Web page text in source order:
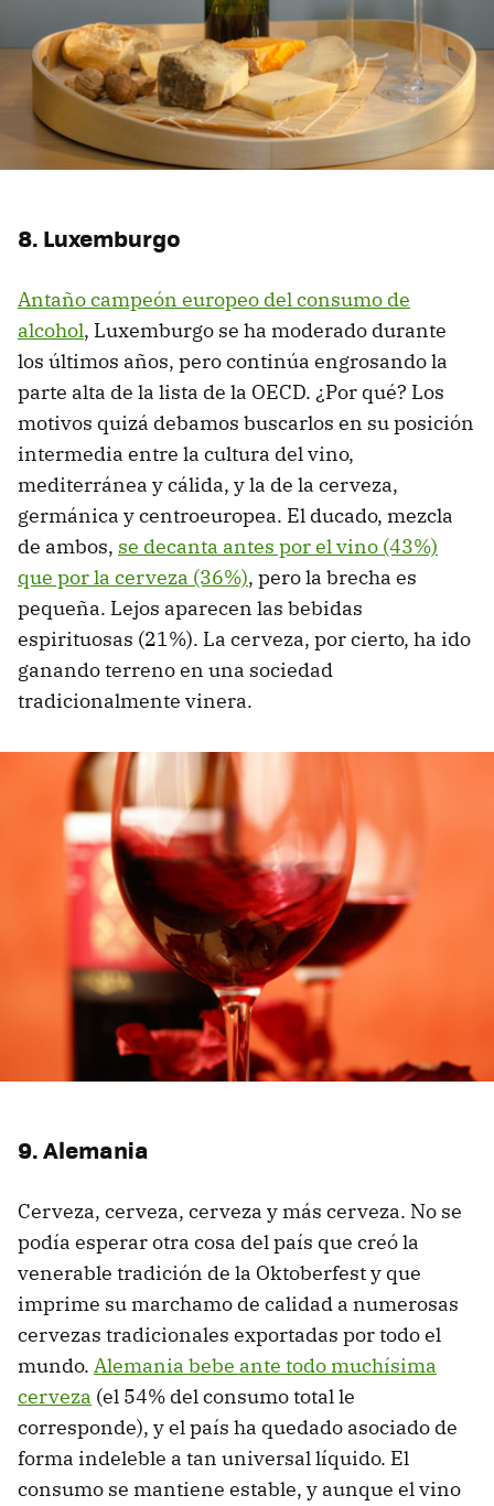
8. Luxemburgo
Antaño campeón europeo del consumo de
alcohol, Luxemburgo se ha moderado durante
los últimos años, pero continúa engrosando la
parte alta de la lista de la OECD. ¿Por qué? Los
motivos quizá debamos buscarlos en su posición
intermedia entre la cultura del vino,
mediterránea y cálida, y la de la cerveza,
germánica y centroeuropea. El ducado, mezcla
de ambos, se decanta antes por el vino (43%)
que por la cerveza (36%), pero la brecha es
pequeña. Lejos aparecen las bebidas
espirituosas (21%). La cerveza, por cierto, ha ido
ganando terreno en una sociedad
tradicionalmente vinera.
9. Alemania
Cerveza, cerveza, cerveza y más cerveza. No se
podía esperar otra cosa del país que creó la
venerable tradición de la Oktoberfest y que
imprime su marchamo de calidad a numerosas
cervezas tradicionales exportadas por todo el
mundo. Alemania bebe ante todo muchísima
cerveza (el 54% del consumo total le
corresponde), y el país ha quedado asociado de
forma indeleble a tan universal líquido. El
consumo se mantiene estable, y aunque el vino